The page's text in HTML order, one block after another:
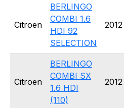
Citroen
BERLINGO
COMBI 1.6
HDI 92
SELECTION
2012
Citroen
BERLINGO
COMBI SX
1.6 HDI
(110)
2012